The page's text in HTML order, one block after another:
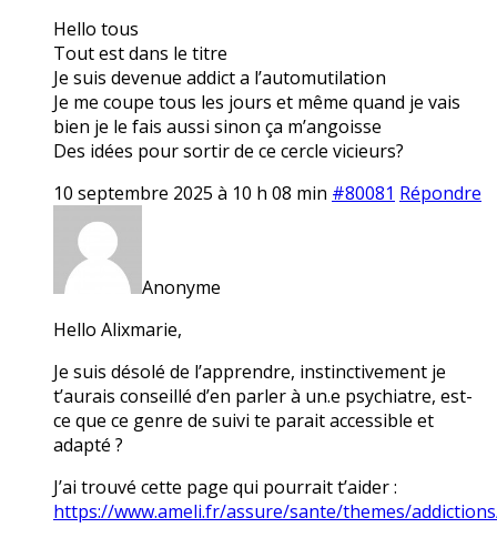
Hello tous
Tout est dans le titre
Je suis devenue addict a l’automutilation
Je me coupe tous les jours et même quand je vais
bien je le fais aussi sinon ça m’angoisse
Des idées pour sortir de ce cercle vicieurs?
10 septembre 2025 à 10 h 08 min #80081 Répondre
Anonyme
Hello Alixmarie,
Je suis désolé de l’apprendre, instinctivement je
t’aurais conseillé d’en parler à un.e psychiatre, est-
ce que ce genre de suivi te parait accessible et
adapté ?
J’ai trouvé cette page qui pourrait t’aider :
https://www.ameli.fr/assure/sante/themes/